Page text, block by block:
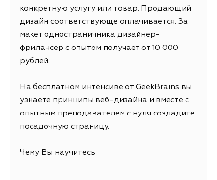
конкретную услугу или товар. Продающий
дизайн соответствующе оплачивается. За
макет одностраничника дизайнер-
фрилансер с опытом получает от 10 000
рублей.
На бесплатном интенсиве от GeekBrains вы
узнаете принципы веб-дизайна и вместе с
опытным преподавателем с нуля создадите
посадочную страницу.
Чему Вы научитесь